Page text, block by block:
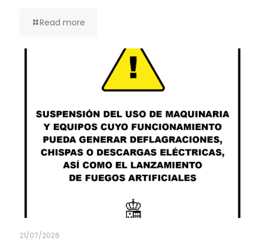
Read more
21/07/2026